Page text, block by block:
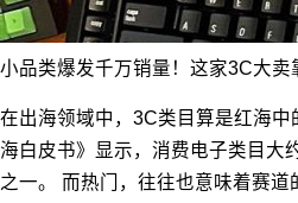
小品类爆发千万销量！这家3C大卖
在出海领域中，3C类目算是红海
海白皮书》显示，消费电子类目大
之一。 而热门，往往也意味着赛道